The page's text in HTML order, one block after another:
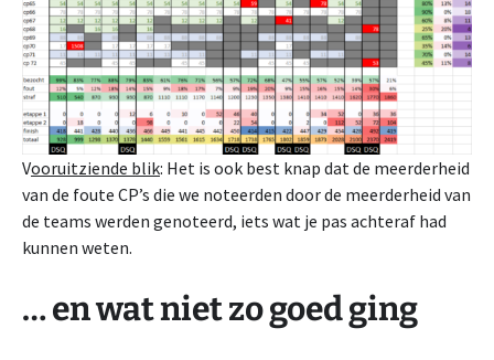
Vooruitziende blik: Het is ook best knap dat de meerderheid
van de foute CP’s die we noteerden door de meerderheid van
de teams werden genoteerd, iets wat je pas achteraf had
kunnen weten.
… en wat niet zo goed ging